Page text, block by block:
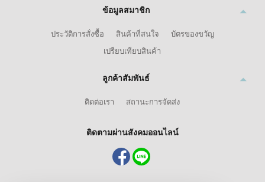
ข้อมูลสมาชิก
ประวัติการสั่งซื้อ สินค้าที่สนใจ
บัตรของขวัญ
เปรียบเทียบสินค้า
ลูกค้าสัมพันธ์
ติดต่อเรา สถานะการจัดส่ง
ติดตามผ่านสังคมออนไลน์